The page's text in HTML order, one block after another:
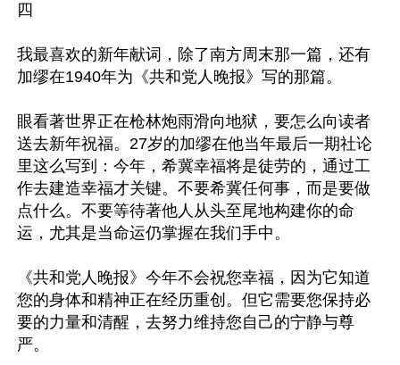
四
我最喜欢的新年献词，除了南方周末那一篇，还有
加缪在1940年为《共和党人晚报》写的那篇。
眼看著世界正在枪林炮雨滑向地狱，要怎么向读者
送去新年祝福。27岁的加缪在他当年最后一期社论
里这么写到：今年，希冀幸福将是徒劳的，通过工
作去建造幸福才关键。不要希冀任何事，而是要做
点什么。不要等待著他人从头至尾地构建你的命
运，尤其是当命运仍掌握在我们手中。
《共和党人晚报》今年不会祝您幸福，因为它知道
您的身体和精神正在经历重创。但它需要您保持必
要的力量和清醒，去努力维持您自己的宁静与尊
严。